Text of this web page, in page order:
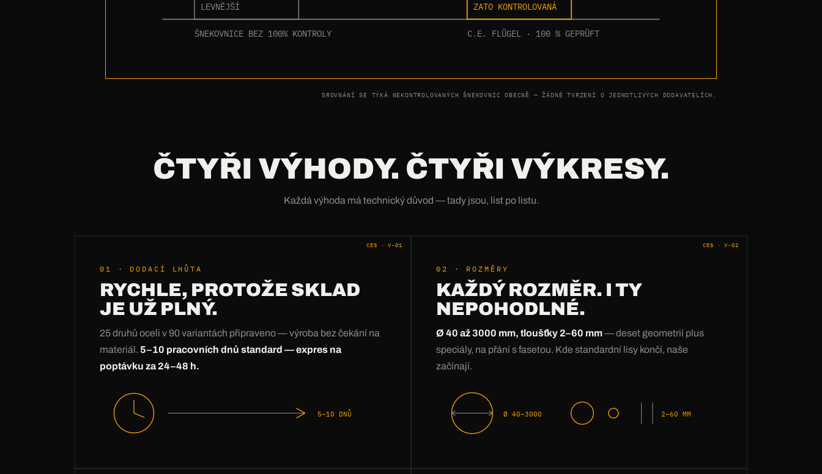
LEVNĚJŠÍ
ŠNEKOVNICE BEZ 100% KONTROLY
ZATO KONTROLOVANÁ
C.E. FLÜGEL · 100 % GEPRÜFT
SROVNÁNÍ SE TÝKÁ NEKONTROLOVANÝCH ŠNEKOVNIC OBECNĚ — ŽÁDNÉ TVRZENÍ O JEDNOTLIVÝCH DODAVATELÍCH.
ČTYŘI VÝHODY. ČTYŘI VÝKRESY.
Každá výhoda má technický důvod — tady jsou, list po listu.
CES · V-01
01 · DODACÍ LHŮTA
RYCHLE, PROTOŽE SKLAD
JE UŽ PLNÝ.
25 druhů oceli v 90 variantách připraveno — výroba bez čekání na
materiál. 5–10 pracovních dnů standard — expres na
poptávku za 24–48 h.
5–10 DNŮ
CES · V-02
02 · ROZMĚRY
KAŽDÝ ROZMĚR. I TY
NEPOHODLNÉ.
Ø 40 až 3000 mm, tloušťky 2–60 mm— deset geometrií plus
speciály, na přání s fasetou. Kde standardní lisy končí, naše
začínají.
Ø 40–3000 2–60 MM